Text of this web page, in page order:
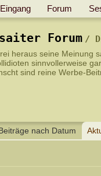
Eingang Forum
Forum
heraus seine Meinung
sinnvollerweise
sind reine Werbe-
nach Datum